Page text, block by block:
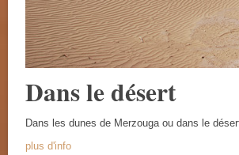
Dans le désert
Dans les dunes de Merzouga ou dans le
plus d'info